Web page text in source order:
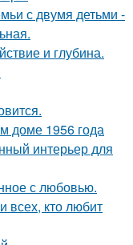
с двумя детьми -
и глубина.
доме 1956 года
интерьер для
с любовью.
всех, кто любит